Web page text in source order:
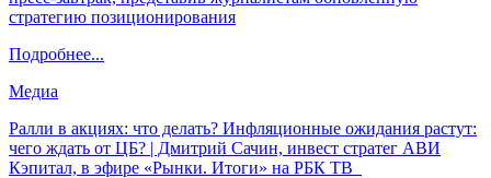
стратегию позиционирования
Подробнее...
Медиа
Ралли в акциях: что делать? Инфляционные ожидания растут:
чего ждать от ЦБ? | Дмитрий Сачин, инвест стратег АВИ
Кэпитал, в эфире «Рынки. Итоги» на РБК ТВ